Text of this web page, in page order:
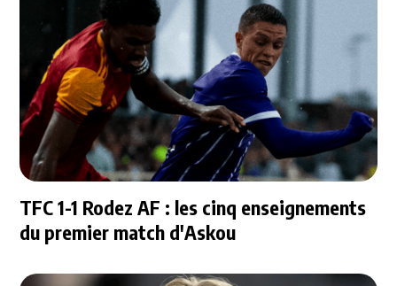
TFC 1-1 Rodez AF : les cinq enseignements
du premier match d'Askou